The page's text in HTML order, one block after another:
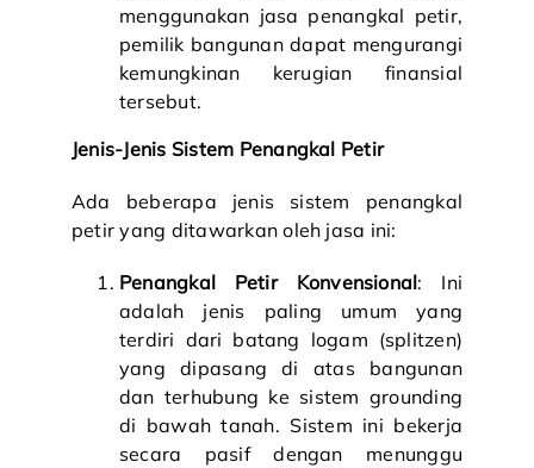
menggunakan jasa penangkal petir,
pemilik bangunan dapat mengurangi
kemungkinan kerugian finansial
tersebut.
Jenis-Jenis Sistem Penangkal Petir
Ada beberapa jenis sistem penangkal
petir yang ditawarkan oleh jasa ini:
Penangkal Petir Konvensional: Ini
adalah jenis paling umum yang
terdiri dari batang logam (splitzen)
yang dipasang di atas bangunan
dan terhubung ke sistem grounding
di bawah tanah. Sistem ini bekerja
secara pasif dengan menunggu